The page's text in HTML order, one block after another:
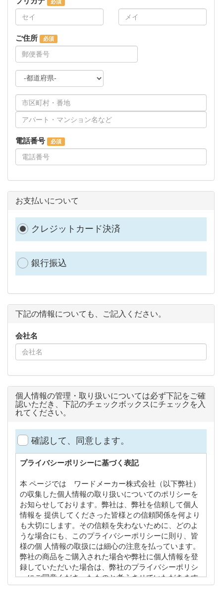
ご住所
電話番号
お支払いについて
クレジットカード決済
銀行振込
下記の情報についても、ご記入ください。
会社名
個人情報の管理・取り扱いについては必ず下記をご確
認いただき、下記のチェックボックスにチェックを入
れてください。
確認して、同意します。
プライバシーポリシーに基づく表記
本 ページでは ワードメーカー株式会社（以下弊社）
の収集した個人情報の取り扱いについてのポリシーを
お知らせしております。弊社は、弊社を信頼して個人
情報を 提供してくださった皆様との信頼関係を何より
も大切にします。その信頼を失わないために、どのよ
うな場合にも、このプライバシーポリシーに則り、皆
様の個 人情報の取扱には細心の注意を払っています。
弊社の商品をご購入された場合や弊社に個人情報を登
録していただいた場合は、弊社のプライバシーポリシ
ーにご同意くださったものと考えさせていただきます
ので、本プライバシーポリシーの内容を熟読してご理